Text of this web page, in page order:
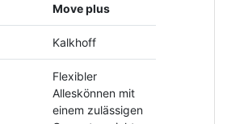
Move plus
Kalkhoff
Flexibler
Alleskönnen mit
einem zulässigen